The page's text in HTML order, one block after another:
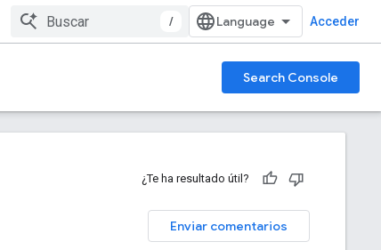
/ Acceder
Search Console
¿Te ha resultado útil?
Enviar comentarios